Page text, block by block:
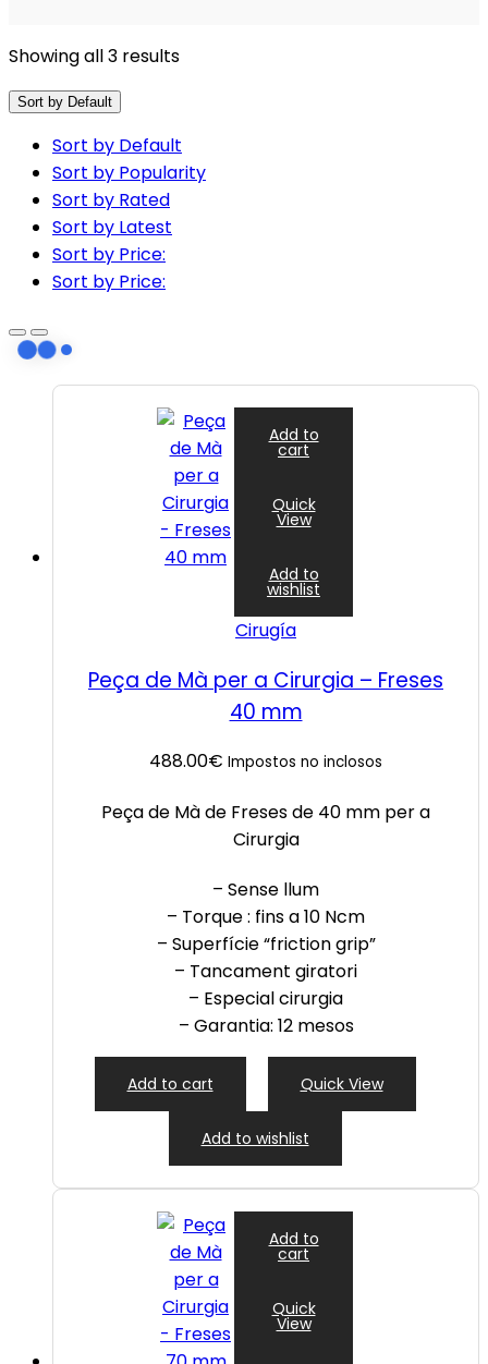
Showing all 3 results
Sort by Default
Sort by Default
Sort by Popularity
Sort by Rated
Sort by Latest
Sort by Price:
Sort by Price:
Add to
cart
Quick
View
Add to
wishlist
Cirugía
Peça de Mà per a Cirurgia – Freses
40 mm
488.00€ Impostos no inclosos
Peça de Mà de Freses de 40 mm per a
Cirurgia
– Sense llum
– Torque : fins a 10 Ncm
– Superfície “friction grip”
– Tancament giratori
– Especial cirurgia
– Garantia: 12 mesos
Add to cart Quick View
Add to wishlist
Add to
cart
Quick
View